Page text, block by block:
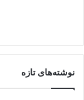
نوشته‌های تازه